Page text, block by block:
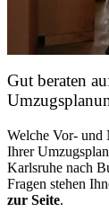
Gut beraten
Welche Vor- und
Ihrer
Karlsruhe nach
Fragen stehen
zur Seite.